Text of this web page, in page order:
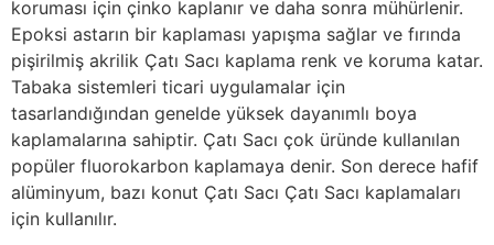
koruması için çinko kaplanır ve daha sonra mühürlenir.
Epoksi astarın bir kaplaması yapışma sağlar ve fırında
pişirilmiş akrilik Çatı Sacı kaplama renk ve koruma katar.
Tabaka sistemleri ticari uygulamalar için
tasarlandığından genelde yüksek dayanımlı boya
kaplamalarına sahiptir. Çatı Sacı çok üründe kullanılan
popüler fluorokarbon kaplamaya denir. Son derece hafif
alüminyum, bazı konut Çatı Sacı Çatı Sacı kaplamaları
için kullanılır.